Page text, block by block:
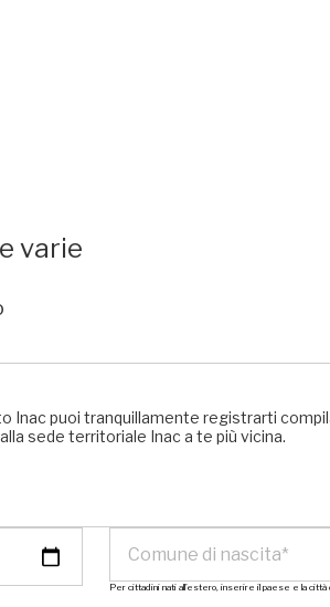
varie
Inac puoi tranquillamente registrarti
sede territoriale Inac a te più vicina.
Per cittadini nati all’estero, inserire il paese e la città